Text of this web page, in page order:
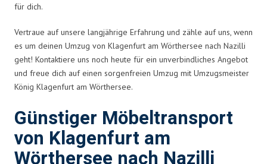
für dich.
Vertraue auf unsere langjährige Erfahrung und zähle auf uns, wenn
es um deinen Umzug von Klagenfurt am Wörthersee nach Nazilli
geht! Kontaktiere uns noch heute für ein unverbindliches Angebot
und freue dich auf einen sorgenfreien Umzug mit Umzugsmeister
König Klagenfurt am Wörthersee.
Günstiger Möbeltransport
von Klagenfurt am